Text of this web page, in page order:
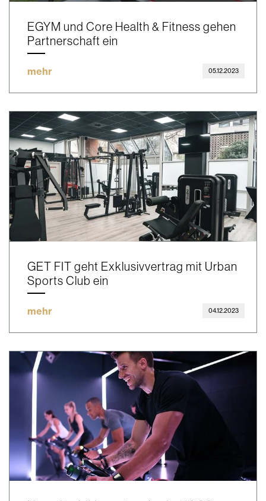
EGYM und Core Health & Fitness gehen
Partnerschaft ein
mehr 05.12.2023
GET FIT geht Exklusivvertrag mit Urban
Sports Club ein
mehr 04.12.2023